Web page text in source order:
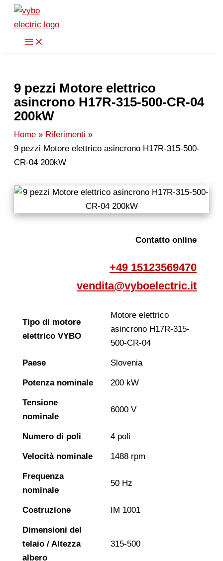
Vai
contenuto
9 pezzi Motore elettrico
asincrono H17R-315-500-CR-04
200kW
Home
Riferimenti
9 pezzi Motore elettrico asincrono H17R-315-500-
CR-04 200kW
Contatto online
+49 15123569470
vendita@vyboelectric.it
Tipo di motore
elettrico VYBO
Motore elettrico
asincrono H17R-315-
500-CR-04
Paese Slovenia
Potenza nominale 200 kW
Tensione
nominale
6000 V
Numero di poli 4 poli
Velocità nominale 1488 rpm
Frequenza
nominale
50 Hz
Costruzione IM 1001
Dimensioni del
telaio / Altezza
albero
315-500